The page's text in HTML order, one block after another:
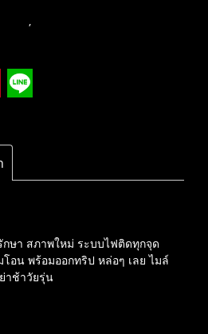
,
กษา​ สภาพใหม่ ระบบไฟติดทุกจุด
อน พร้อมออกทริป หล่อๆ เลย ไมล์​
าช้าวัยรุ่น